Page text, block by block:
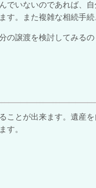
でいないのであれば、
。また複雑な相続手続
譲渡を検討してみるの
ことが出来ます。遺産
す。